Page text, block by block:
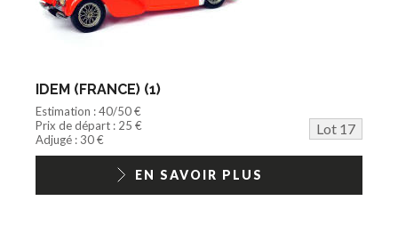
IDEM (FRANCE) (1)
Estimation : 40/50 €
Prix de départ : 25 €
Lot 17
Adjugé : 30 €
EN SAVOIR PLUS